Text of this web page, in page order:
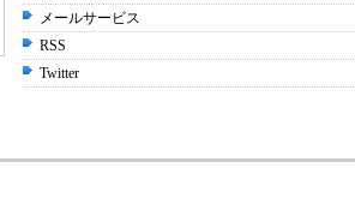
メールサービス
RSS
Twitter